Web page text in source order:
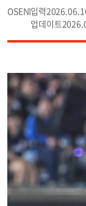
OSEN